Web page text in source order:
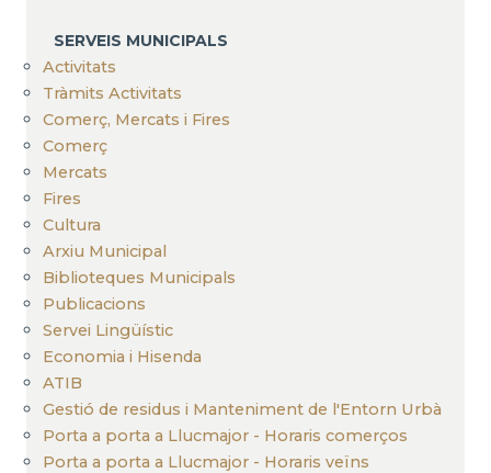
PERFIL
DEL
ANUNCIS
SERVEIS MUNICIPALS
Activitats
Tràmits Activitats
Comerç, Mercats i Fires
Comerç
Mercats
Fires
Cultura
Arxiu Municipal
Biblioteques Municipals
Publicacions
Servei Lingüístic
Economia i Hisenda
ATIB
Gestió de residus i Manteniment de l'Entorn Urbà
Porta a porta a Llucmajor - Horaris comerços
Porta a porta a Llucmajor - Horaris veïns